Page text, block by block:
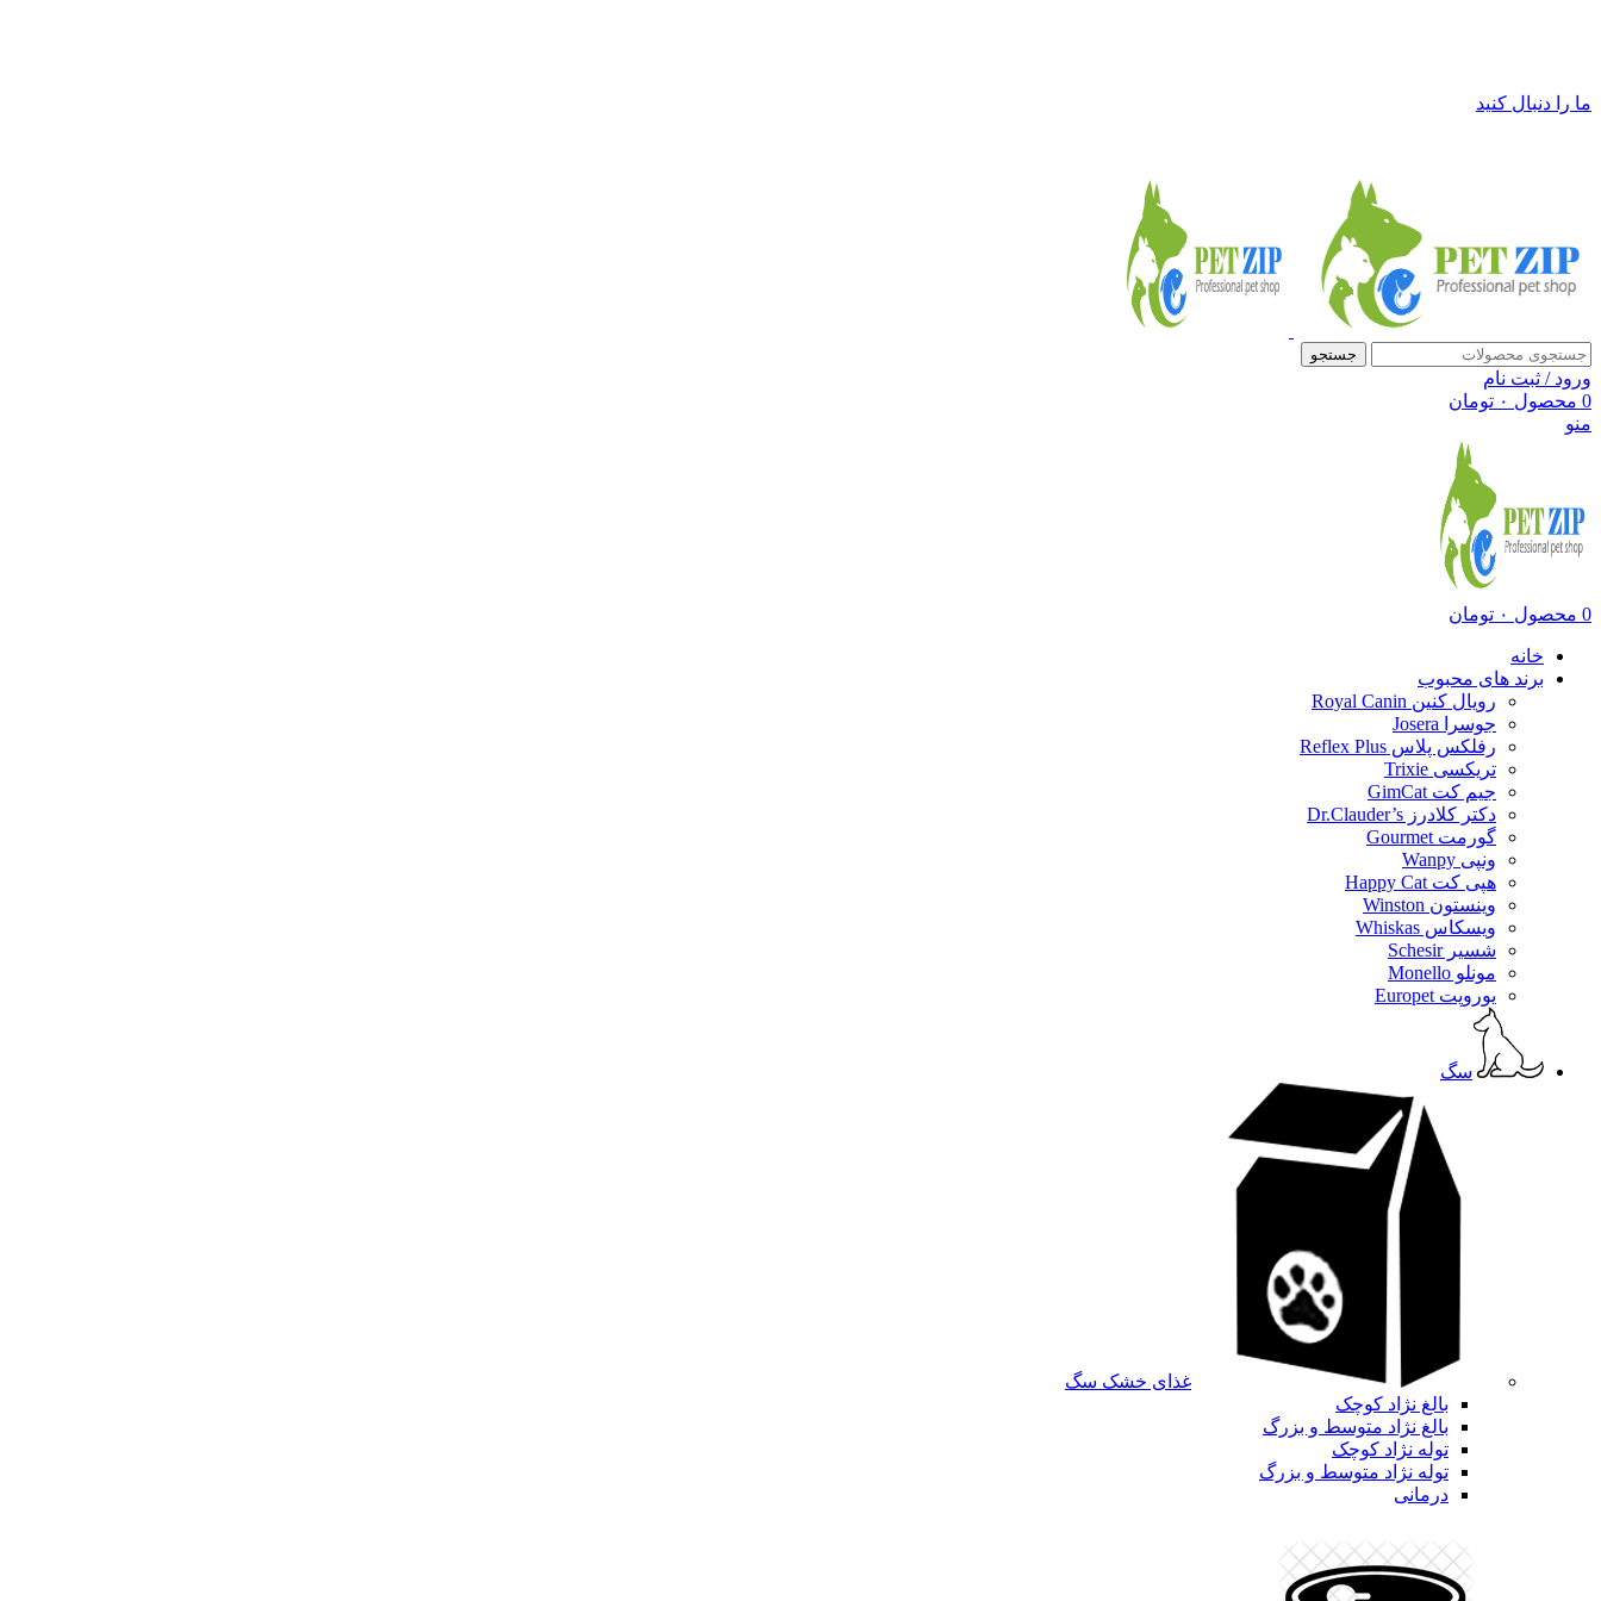
ما را دنبال کنید
جستجو
ورود / ثبت نام
0 محصول ۰ تومان
منو
0 محصول ۰ تومان
خانه
برند های محبوب
رویال کنین Royal Canin
جوسرا Josera
رفلکس پلاس Reflex Plus
تریکسی Trixie
جیم کت GimCat
دکتر کلادرز Dr.Clauder’s
گورمت Gourmet
ونپی Wanpy
هپی کت Happy Cat
وینستون Winston
ویسکاس Whiskas
شسیر Schesir
مونلو Monello
یوروپت Europet
سگ
غذای خشک سگ
بالغ نژاد کوچک
بالغ نژاد متوسط و بزرگ
توله نژاد کوچک
توله نژاد متوسط و بزرگ
درمانی